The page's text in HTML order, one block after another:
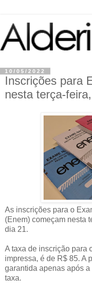
10/05/2022
Inscrições para
nesta terça-
As inscrições para o
(Enem) começam nesta
dia 21.
A taxa de inscrição para
impressa, é de R$ 85. A
garantida apenas após
taxa.